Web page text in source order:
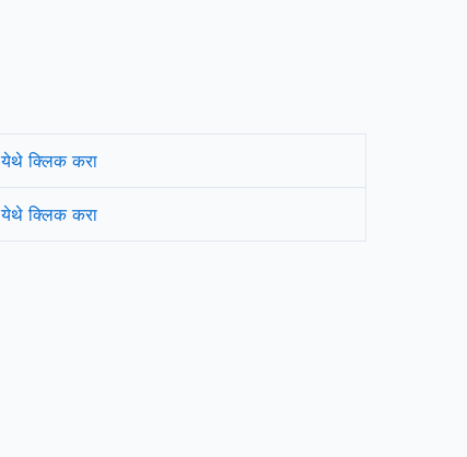
येथे क्लिक करा
येथे क्लिक करा